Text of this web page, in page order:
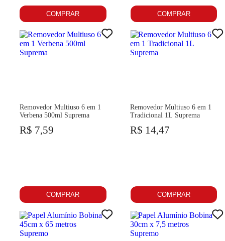
COMPRAR COMPRAR
Removedor Multiuso 6 em 1
Verbena 500ml Suprema
R$ 7,59
COMPRAR
Removedor Multiuso 6 em 1
Tradicional 1L Suprema
R$ 14,47
COMPRAR